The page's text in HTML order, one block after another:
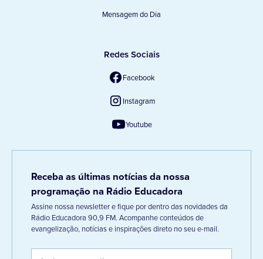
Mensagem do Dia
Redes Sociais
Facebook
Instagram
Youtube
Receba as últimas notícias da nossa
programação na Rádio Educadora
Assine nossa newsletter e fique por dentro das novidades da
Rádio Educadora 90,9 FM. Acompanhe conteúdos de
evangelização, notícias e inspirações direto no seu e-mail.